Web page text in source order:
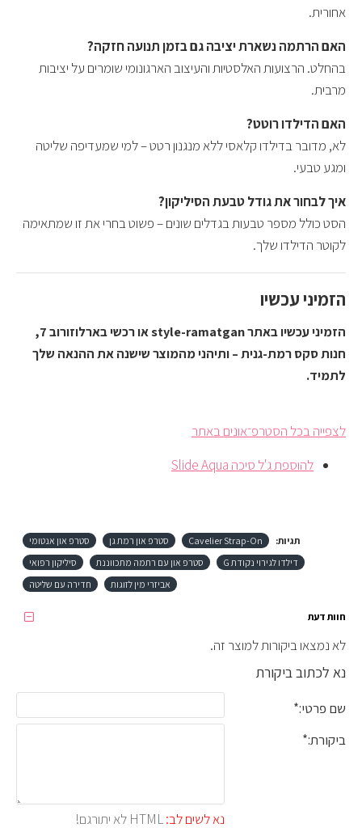
אחורית.
האם הרתמה נשארת יציבה גם בזמן תנועה חזקה?
בהחלט. הרצועות האלסטיות והעיצוב הארגונומי שומרים על יציבות
מרבית.
האם הדילדו רוטט?
לא, מדובר בדילדו קלאסי ללא מנגנון רטט – למי שמעדיפה שליטה
ומגע טבעי.
איך לבחור את גודל טבעת הסיליקון?
הסט כולל מספר טבעות בגדלים שונים – פשוט בחרי את זו שמתאימה
לקוטר הדילדו שלך.
הזמיני עכשיו
הזמיני עכשיו באתר style-ramatgan או רכשי בארלוזורוב 7,
חנות סקס רמת-גנית – ותיהני מהמוצר שישנה את ההנאה שלך
לתמיד.
לצפייה בכל הסטרפ־אונים באתר
להוספת ג'ל סיכה Slide Aqua
תגיות: Cavelier Strap-On סטרפ און רמת גן
סטרפ און אנטומי
דילדו לגירוי נקודת G
סטרפ און עם רתמה מתכווננת
סיליקון רפואי
אביזרי מין לזוגות
חדירה עם שליטה
חוות דעת
לא נמצאו ביקורות למוצר זה.
נא לכתוב ביקורת
שם פרטי:
ביקורת:
נא לשים לב: